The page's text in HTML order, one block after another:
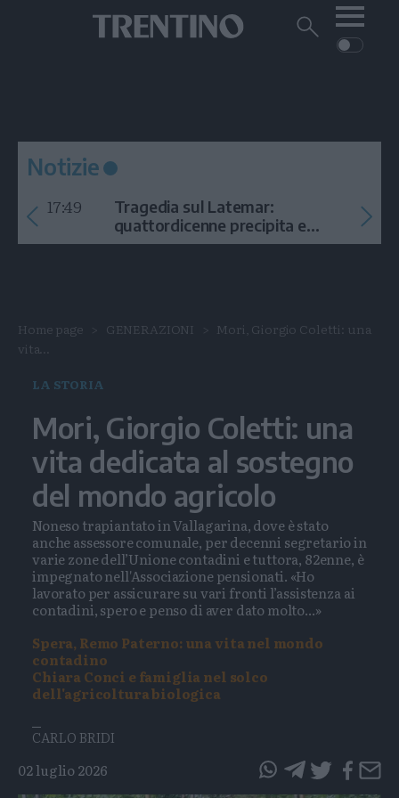
Cerca
CRONACA
GARDA
CULTURA
VIDEO
Notizie
17:49
Tragedia sul Latemar:
quattordicenne precipita e
muore
Home page GENERAZIONI
Mori, Giorgio Coletti: una
vita...
LA STORIA
Mori, Giorgio Coletti: una
vita dedicata al sostegno
del mondo agricolo
Noneso trapiantato in Vallagarina, dove è stato
anche assessore comunale, per decenni segretario in
varie zone dell’Unione contadini e tuttora, 82enne, è
impegnato nell'Associazione pensionati. «Ho
lavorato per assicurare su vari fronti l’assistenza ai
contadini, spero e penso di aver dato molto...»
Spera, Remo Paterno: una vita nel mondo
contadino
Chiara Conci e famiglia nel solco
dell'agricoltura biologica
CARLO BRIDI
02 luglio 2026
questoquesto